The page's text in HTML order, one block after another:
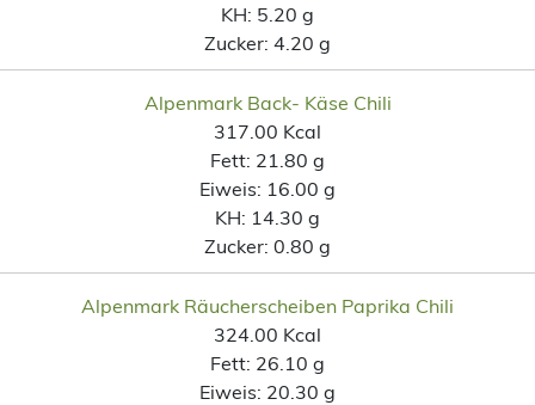
KH: 5.20 g
Zucker: 4.20 g
Alpenmark Back- Käse Chili
317.00 Kcal
Fett: 21.80 g
Eiweis: 16.00 g
KH: 14.30 g
Zucker: 0.80 g
Alpenmark Räucherscheiben Paprika Chili
324.00 Kcal
Fett: 26.10 g
Eiweis: 20.30 g